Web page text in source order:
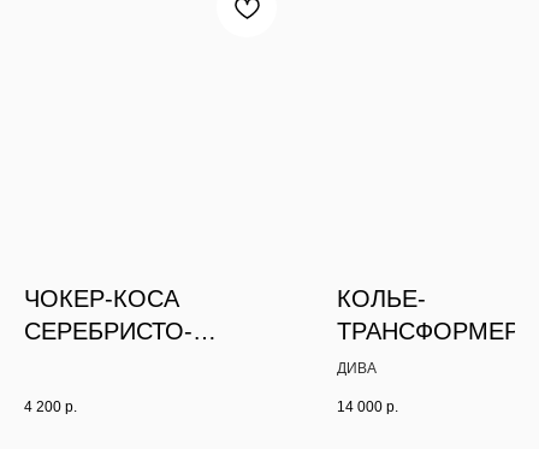
ЧОКЕР-КОСА
СЕРЕБРИСТО-
КУЛОНАМИ
4 200 р.
КОЛЬЕ-
ТРАНСФОРМЕР
ПОЛЕТ
ДИВА
14 000 р.